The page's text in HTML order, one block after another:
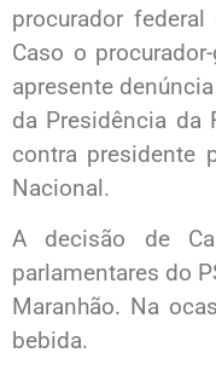
procurador
Caso o
apresente
da Presidência da
contra presidente
Nacional.
A decisão de
parlamentares do
Maranhão. Na
bebida.